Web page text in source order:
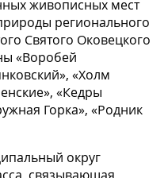
живописных мест
регионального
Святого Оковецкого
«Воробей
«Холм
«Кедры
Горка», «Родник
округ
связывающая